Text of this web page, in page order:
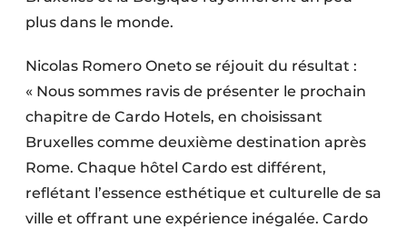
plus dans le monde.
Nicolas Romero Oneto se réjouit du résultat :
« Nous sommes ravis de présenter le prochain
chapitre de Cardo Hotels, en choisissant
Bruxelles comme deuxième destination après
Rome. Chaque hôtel Cardo est différent,
reflétant l’essence esthétique et culturelle de sa
ville et offrant une expérience inégalée. Cardo